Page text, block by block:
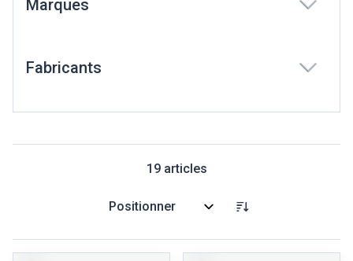
Marques
Fabricants
19articles
Trier par: